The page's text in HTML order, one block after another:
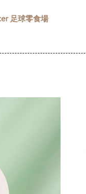
足球零食場